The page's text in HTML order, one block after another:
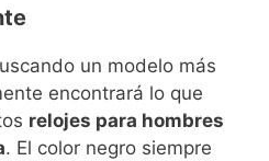
un modelo más
encontrará lo que
relojes para hombres
. El color negro siempre